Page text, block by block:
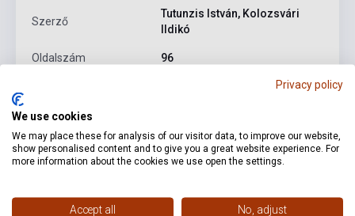
Szerző
Tutunzis István, Kolozsvári
Ildikó
Oldalszám 96
Kiadó
Kiadási év 2021
Nyelv Angol
Privacy policy
We use cookies
We may place these for analysis of our visitor data, to improve our website,
show personalised content and to give you a great website experience. For
more information about the cookies we use open the settings.
Accept all No, adjust